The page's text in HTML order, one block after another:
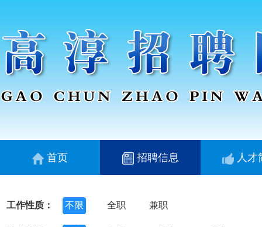
首页 招聘信息 人才
工作性质： 不限 全职 兼职